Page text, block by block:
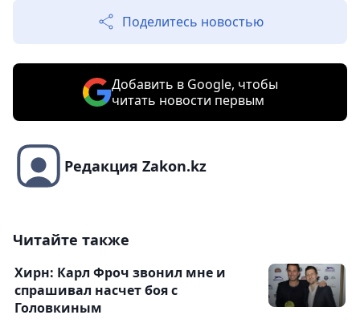
Поделитесь новостью
Добавить в Google, чтобы
читать новости первым
Редакция Zakon.kz
Читайте также
Хирн: Карл Фроч звонил мне и
спрашивал насчет боя с
Головкиным